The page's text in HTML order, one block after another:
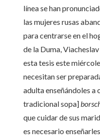
línea se han
las mujeres rusas
para centrarse en el
de la Duma,
esta tesis este
necesitan ser
adulta enseñándoles a
tradicional sopa]
que cuidar de sus
es necesario